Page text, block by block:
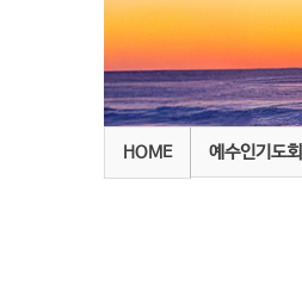
HOME 예수인기도회